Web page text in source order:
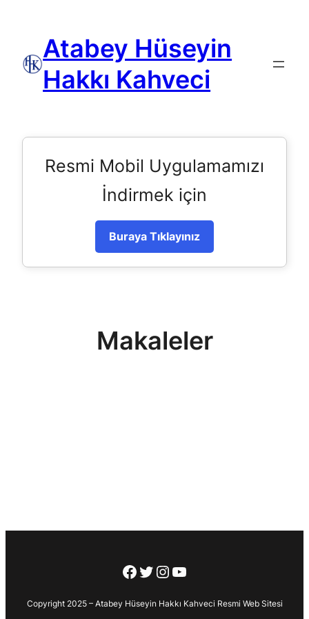
Atabey Hüseyin
Hakkı Kahveci
Resmi Mobil Uygulamamızı
İndirmek için
Buraya Tıklayınız
Makaleler
Facebook
Twitter
Instagram
YouTube
Copyright 2025 – Atabey Hüseyin Hakkı Kahveci Resmi Web Sitesi